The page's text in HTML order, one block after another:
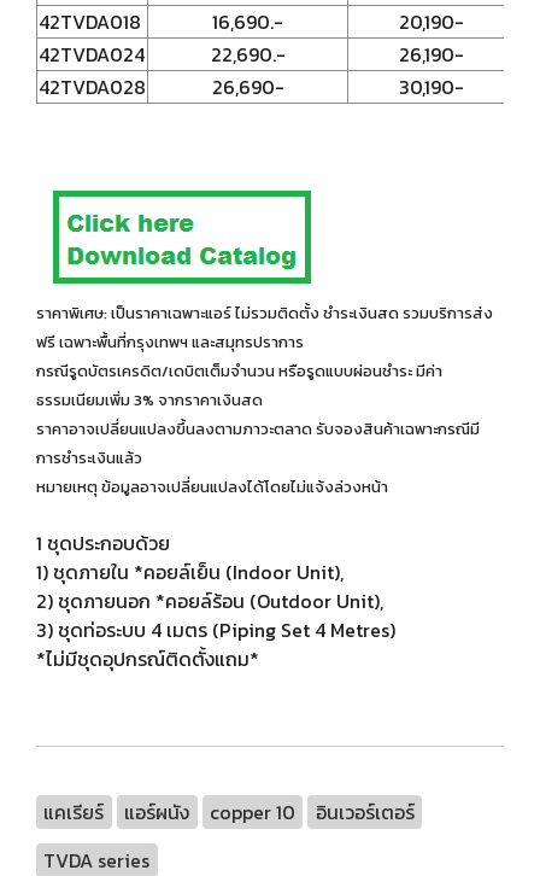
42TVDA018
16,690.-
20,190-
42TVDA024
22,690.-
26,190-
42TVDA028
26,690- 30,190-
ราคาพิเศษ: เป็นราคาเฉพาะแอร์ ไม่รวมติดตั้ง ชำระเงินสด รวมบริการส่ง
ฟรี เฉพาะพื้นที่กรุงเทพฯ และสมุทรปราการ
กรณีรูดบัตรเครดิต/เดบิตเต็มจำนวน หรือรูดแบบผ่อนชำระ มีค่า
ธรรมเนียมเพิ่ม 3% จากราคาเงินสด
ราคาอาจเปลี่ยนแปลงขึ้นลงตามภาวะตลาด รับจองสินค้าเฉพาะกรณีมี
การชำระเงินแล้ว
หมายเหตุ ข้อมูลอาจเปลี่ยนแปลงได้โดยไม่แจ้งล่วงหน้า
1 ชุดประกอบด้วย
1) ชุดภายใน *คอยล์เย็น (Indoor Unit),
2) ชุดภายนอก *คอยล์ร้อน (Outdoor Unit),
3) ชุดท่อระบบ 4 เมตร (Piping Set 4 Metres)
*ไม่มีชุดอุปกรณ์ติดตั้งแถม*
แคเรียร์ แอร์ผนัง copper 10
อินเวอร์เตอร์
TVDA series